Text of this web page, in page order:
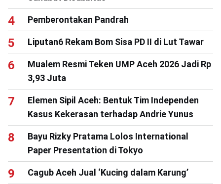
Pemberontakan Pandrah
Liputan6 Rekam Bom Sisa PD II di Lut Tawar
Mualem Resmi Teken UMP Aceh 2026 Jadi Rp
3,93 Juta
Elemen Sipil Aceh: Bentuk Tim Independen
Kasus Kekerasan terhadap Andrie Yunus
Bayu Rizky Pratama Lolos International
Paper Presentation di Tokyo
Cagub Aceh Jual ‘Kucing dalam Karung’